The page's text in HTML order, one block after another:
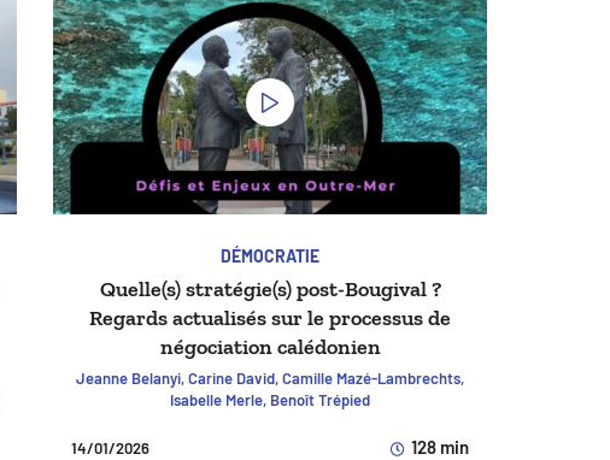
DÉMOCRATIE
Quelle(s) stratégie(s) post-Bougival ?
Regards actualisés sur le processus de
négociation calédonien
Jeanne Belanyi, Carine David, Camille Mazé-Lambrechts,
Isabelle Merle, Benoît Trépied
14/01/2026 128 min